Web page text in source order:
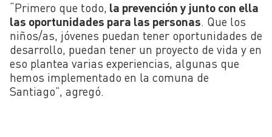
“Primero que todo, la prevención y junto con ella
las oportunidades para las personas. Que los
niños/as, jóvenes puedan tener oportunidades de
desarrollo, puedan tener un proyecto de vida y en
eso plantea varias experiencias, algunas que
hemos implementado en la comuna de
Santiago”, agregó.